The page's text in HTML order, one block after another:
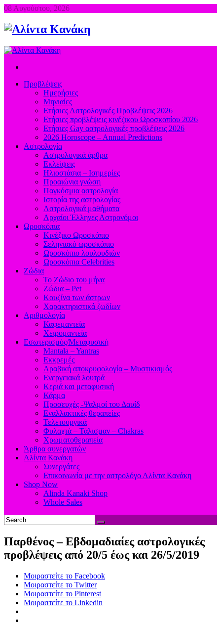
08 Αυγούστου, 2026
Προβλέψεις
Ημερήσιες
Μηνιαίες
Ετήσιες Αστρολογικές Προβλέψεις 2026
Ετήσιες προβλέψεις κινέζικου Ωροσκοπίου 2026
Ετήσιες Gay αστρολογικές προβλέψεις 2026
2026 Horoscope – Annual Predictions
Αστρολογία
Αστρολογικά άρθρα
Εκλείψεις
Ηλιοστάσια – Ισημερίες
Προαιώνια γνώση
Παγκόσμια αστρολογία
Ιστορία της αστρολογίας
Aστρολογικά μαθήματα
Aρχαίοι Έλληνες Αστρονόμοι
Ωροσκόπια
Κινέζικο Ωροσκόπιο
Σεληνιακό ωροσκόπιο
Ωροσκόπιο λουλουδιών
Ωροσκόπια Celebrities
Ζώδια
Το Ζώδιο του μήνα
Ζώδια – Pet
Κουζίνα των άστρων
Χαρακτηριστικά ζωδίων
Αριθμολογία
Καφεμαντεία
Χειρομαντεία
Εσωτερισμός/Μεταφυσική
Mantala – Yantras
Εκκρεμές
Αραβική αποκρυφολογία – Μυστικισμός
Ενεργειακά λουτρά
Κεριά και μεταφυσική
Κάρμα
Προσευχές -Ψαλμοί του Δαυίδ
Εναλλακτικές θεραπείες
Τελετουργικά
Φυλαχτά – Τάλισμαν – Chakras
Χρωματοθεραπεία
Άρθρα συνεργατών
Αλίντα Κανάκη
Συνεργάτες
Επικοινωνία με την αστρολόγο Αλίντα Κανάκη
Shop Now
Alinda Kanaki Shop
Whole Sales
Παρθένος – Εβδομαδιαίες αστρολογικές
προβλέψεις από 20/5 έως και 26/5/2019
Μοιραστείτε το Facebook
Μοιραστείτε το Twitter
Μοιραστείτε το Pinterest
Μοιραστείτε το Linkedin